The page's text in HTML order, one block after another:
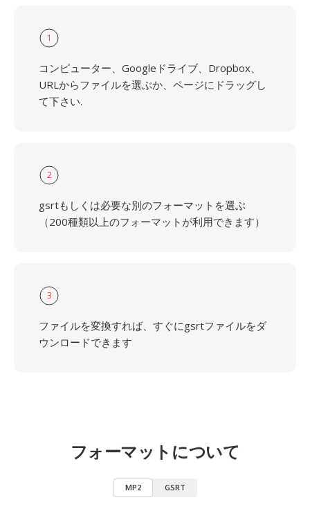
1
コンピューター、Googleドライブ、Dropbox、
URLからファイルを選ぶか、ページにドラッグし
て下さい.
2
gsrtもしくは必要な別のフォーマットを選ぶ
（200種類以上のフォーマットが利用できます）
3
ファイルを変換すれば、すぐにgsrtファイルをダ
ウンロードできます
フォーマットについて
MP2 GSRT